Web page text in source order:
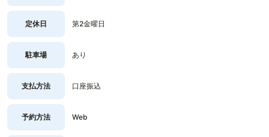
定休日 第2金曜日
駐車場 あり
支払方法 口座振込
予約方法 Web